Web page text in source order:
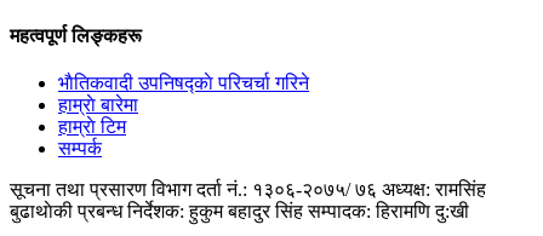
महत्वपूर्ण लिङ्कहरू
भाैतिकवादी उपनिषद्काे परिचर्चा गरिने
हाम्राे बारेमा
हाम्राे टिम
सम्पर्क
सूचना तथा प्रसारण विभाग दर्ता नं.: १३०६-२०७५/ ७६ अध्यक्ष: रामसिंह
बुढाथाेकी प्रबन्ध निर्देशक: हुकुम बहादुर सिंह सम्पादक: हिरामणि दु:खी